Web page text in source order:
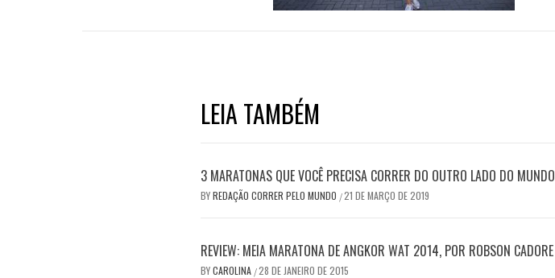
LEIA TAMBÉM
3 MARATONAS QUE VOCÊ PRECISA CORRER DO OUTRO LADO DO MUNDO
BYREDAÇÃO CORRER PELO MUNDO /21 DE MARÇO DE 2019
REVIEW: MEIA MARATONA DE ANGKOR WAT 2014, POR ROBSON CADORE
BYCAROLINA /28 DE JANEIRO DE 2015